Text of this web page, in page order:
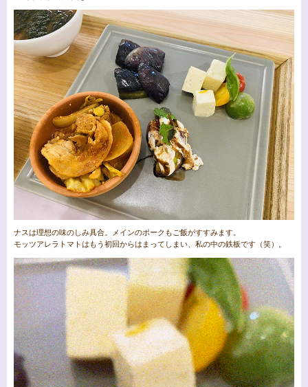
ナスは理想の味のしみ具合。メインのポークもご飯がすすみます。
モッツアレラトマトはもう初回からはまってしまい、私の中の鉄板です（笑）。